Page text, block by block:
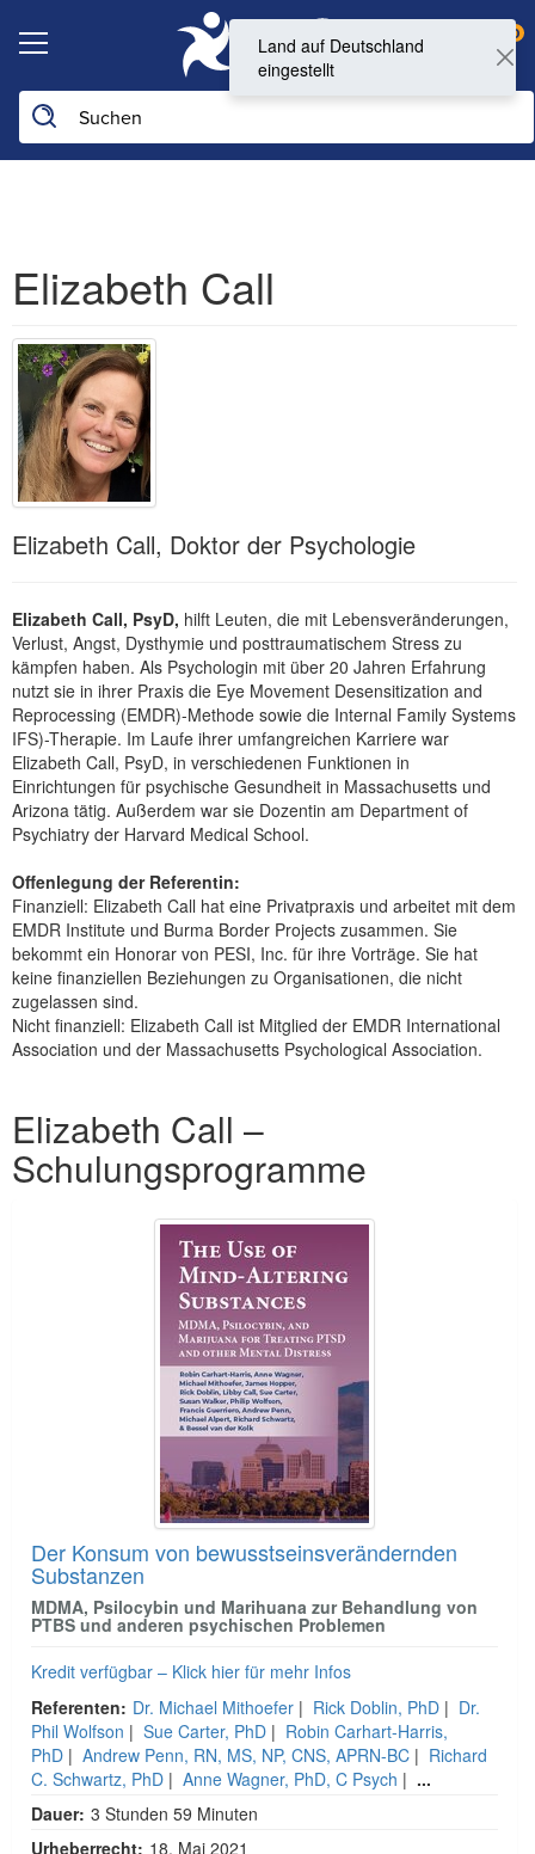
0
Auf der Website suchen
Elizabeth Call
Elizabeth Call, Doktor der Psychologie
Elizabeth Call, PsyD, hilft Leuten, die mit Lebensveränderungen,
Verlust, Angst, Dysthymie und posttraumatischem Stress zu
kämpfen haben. Als Psychologin mit über 20 Jahren Erfahrung
nutzt sie in ihrer Praxis die Eye Movement Desensitization and
Reprocessing (EMDR)-Methode sowie die Internal Family Systems
IFS)-Therapie. Im Laufe ihrer umfangreichen Karriere war
Elizabeth Call, PsyD, in verschiedenen Funktionen in
Einrichtungen für psychische Gesundheit in Massachusetts und
Arizona tätig. Außerdem war sie Dozentin am Department of
Psychiatry der Harvard Medical School.
Offenlegung der Referentin:
Finanziell: Elizabeth Call hat eine Privatpraxis und arbeitet mit dem
EMDR Institute und Burma Border Projects zusammen. Sie
bekommt ein Honorar von PESI, Inc. für ihre Vorträge. Sie hat
keine finanziellen Beziehungen zu Organisationen, die nicht
zugelassen sind.
Nicht finanziell: Elizabeth Call ist Mitglied der EMDR International
Association und der Massachusetts Psychological Association.
Elizabeth Call –
Schulungsprogramme
Der Konsum von bewusstseinsverändernden
Substanzen
MDMA, Psilocybin und Marihuana zur Behandlung von
PTBS und anderen psychischen Problemen
Kredit verfügbar – Klick hier für mehr Infos
Referenten: Dr. Michael Mithoefer | Rick Doblin, PhD | Dr.
Phil Wolfson | Sue Carter, PhD | Robin Carhart-Harris,
PhD | Andrew Penn, RN, MS, NP, CNS, APRN-BC | Richard
C. Schwartz, PhD | Anne Wagner, PhD, C Psych | ...
Dauer: 3 Stunden 59 Minuten
Urheberrecht: 18. Mai 2021
Land auf Deutschland
eingestellt